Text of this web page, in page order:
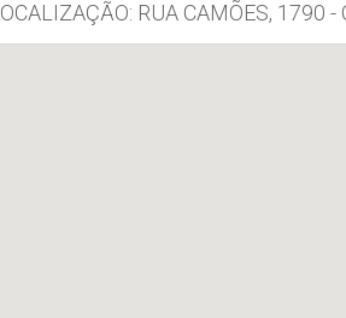
RUA CAMÕES, 1790